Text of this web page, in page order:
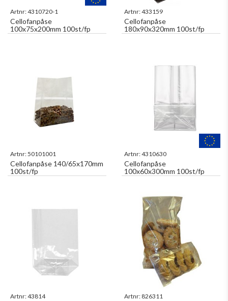
Artnr:4310720-1
Cellofanpåse
100x75x200mm 100st/fp
Artnr:433159
Cellofanpåse
180x90x320mm 100st/fp
Artnr:50101001
Cellofanpåse 140/65x170mm
100st/fp
Artnr:4310630
Cellofanpåse
100x60x300mm 100st/fp
Artnr:43814 Artnr: 826311